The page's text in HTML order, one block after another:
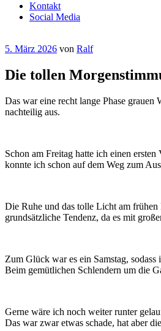
Kontakt
Social Media
Veröffentlicht
5. März 2026 von Ralf
Die tollen
Das war eine recht lange Phase
nachteilig aus.
Schon am Freitag hatte ich einen
konnte ich schon auf dem Weg zum
Die Ruhe und das tolle Licht am
grundsätzliche Tendenz, da es mit
Zum Glück war es ein Samstag,
Beim gemütlichen Schlendern um die
Gerne wäre ich noch weiter runter
Das war zwar etwas schade, hat aber